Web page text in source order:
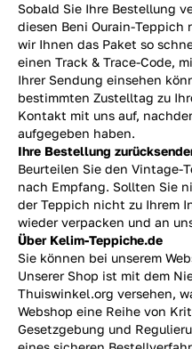
Sobald Sie Ihre Bestellung
diesen Beni Ourain-Teppich
wir Ihnen das Paket so
einen Track & Trace-Code,
Ihrer Sendung einsehen
bestimmten Zustelltag zu
Kontakt mit uns auf,
aufgegeben haben.
Ihre Bestellung
Beurteilen Sie den Vintage-
nach Empfang. Sollten Sie
der Teppich nicht zu Ihrem
wieder verpacken und an
Über Kelim-Teppiche.de
Sie können bei unserem
Unserer Shop ist mit dem
Thuiswinkel.org versehen,
Webshop eine Reihe von
Gesetzgebung und